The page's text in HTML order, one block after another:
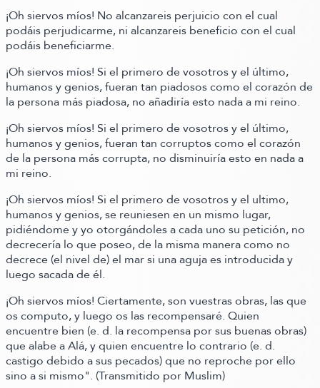
¡Oh siervos míos! No alcanzareis perjuicio con el cual
podáis perjudicarme, ni alcanzareis beneficio con el cual
podáis beneficiarme.
¡Oh siervos míos! Si el primero de vosotros y el último,
humanos y genios, fueran tan piadosos como el corazón de
la persona más piadosa, no añadiría esto nada a mi reino.
¡Oh siervos míos! Si el primero de vosotros y el último,
humanos y genios, fueran tan corruptos como el corazón
de la persona más corrupta, no disminuiría esto en nada a
mi reino.
¡Oh siervos míos! Si el primero de vosotros y el ultimo,
humanos y genios, se reuniesen en un mismo lugar,
pidiéndome y yo otorgándoles a cada uno su petición, no
decrecería lo que poseo, de la misma manera como no
decrece(el nivel de)el mar si una aguja es introducida y
luego sacada de él.
¡Oh siervos míos! Ciertamente, son vuestras obras, las que
os computo, y luego os las recompensaré. Quien
encuentre bien (e. d. la recompensa por sus buenas obras)
que alabe a Alá, y quien encuentre lo contrario (e. d.
castigo debido a sus pecados)que no reproche por ello
sino a si mismo". (Transmitido por Muslim)